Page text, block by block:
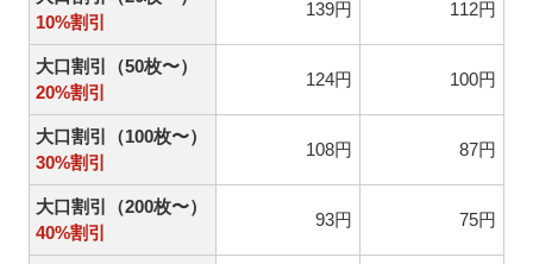
10%割引
139円 112円
大口割引（50枚〜）
20%割引
124円 100円
大口割引（100枚〜）
30%割引
108円 87円
大口割引（200枚〜）
40%割引
93円 75円